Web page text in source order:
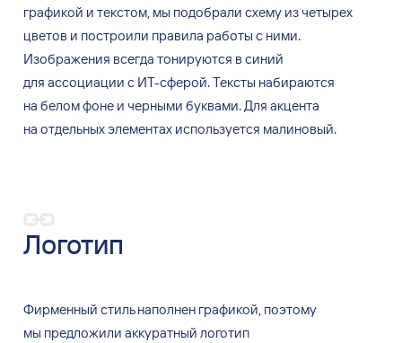
графикой и текстом, мы подобрали схему из четырех
цветов и построили правила работы с ними.
Изображения всегда тонируются в синий
для ассоциации с ИТ-сферой. Тексты набираются
на белом фоне и черными буквами. Для акцента
на отдельных элементах используется малиновый.
Логотип
Фирменный стиль наполнен графикой, поэтому
мы предложили аккуратный логотип